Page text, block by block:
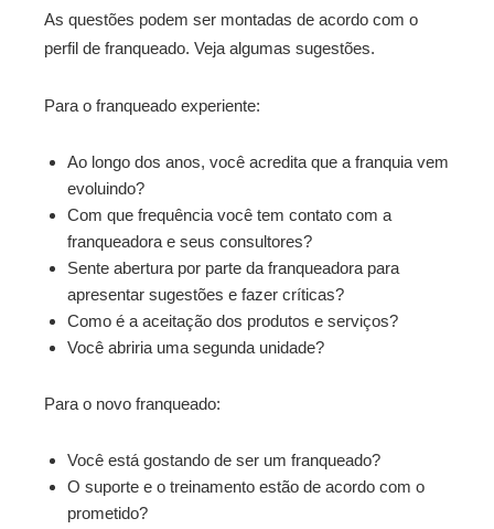
As questões podem ser montadas de acordo com o
perfil de franqueado. Veja algumas sugestões.
Para o franqueado experiente:
Ao longo dos anos, você acredita que a franquia vem
evoluindo?
Com que frequência você tem contato com a
franqueadora e seus consultores?
Sente abertura por parte da franqueadora para
apresentar sugestões e fazer críticas?
Como é a aceitação dos produtos e serviços?
Você abriria uma segunda unidade?
Para o novo franqueado:
Você está gostando de ser um franqueado?
O suporte e o treinamento estão de acordo com o
prometido?